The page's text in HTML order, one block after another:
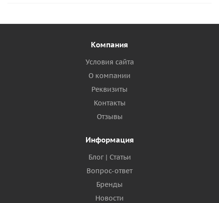
Компания
Условия сайта
О компании
Реквизиты
Контакты
Отзывы
Информация
Блог | Статьи
Вопрос-ответ
Бренды
Новости